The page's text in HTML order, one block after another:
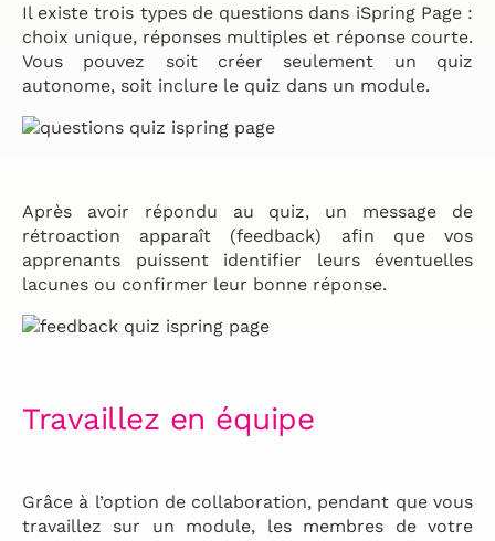
Il existe trois types de questions dans iSpring Page :
choix unique, réponses multiples et réponse courte.
Vous pouvez soit créer seulement un quiz
autonome, soit inclure le quiz dans un module.
Après avoir répondu au quiz, un message de
rétroaction apparaît (feedback) afin que vos
apprenants puissent identifier leurs éventuelles
lacunes ou confirmer leur bonne réponse.
Travaillez en équipe
Grâce à l’option de collaboration, pendant que vous
travaillez sur un module, les membres de votre